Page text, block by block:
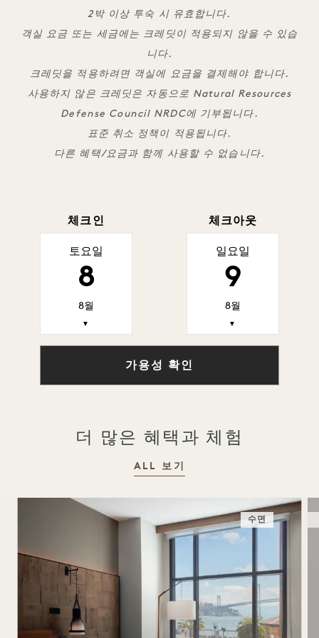
2박 이상 투숙 시 유효합니다.
객실 요금 또는 세금에는 크레딧이 적용되지 않을 수 있습
니다.
크레딧을 적용하려면 객실에 요금을 결제해야 합니다.
사용하지 않은 크레딧은 자동으로 Natural Resources
Defense Council NRDC에 기부됩니다.
표준 취소 정책이 적용됩니다.
다른 혜택/요금과 함께 사용할 수 없습니다.
체크인
토요일
8
8월
▼
체크아웃
일요일
9
8월
▼
가용성 확인
더 많은 혜택과 체험
ALL 보기
수면